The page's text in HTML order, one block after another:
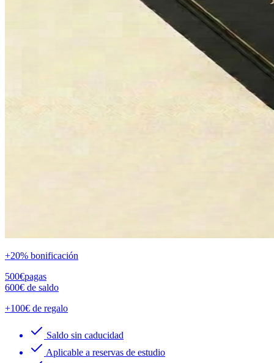
+20% bonificación
500€pagas
600€ de saldo
+100€ de regalo
Saldo sin caducidad
Aplicable a reservas de estudio